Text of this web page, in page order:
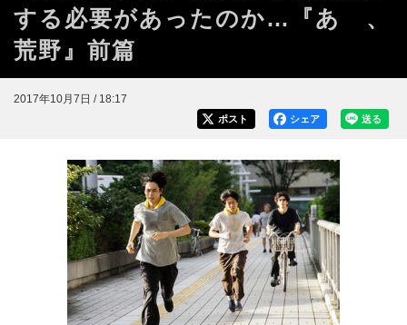
する必要があったのか…『あゝ、
荒野』前篇
2017年10月7日 / 18:17
送る
シェア
ポスト